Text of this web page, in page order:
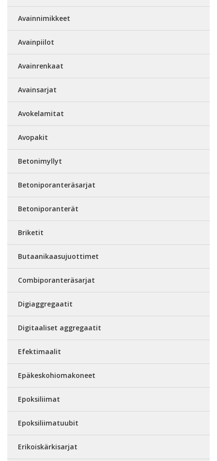
Avainnimikkeet
Avainpiilot
Avainrenkaat
Avainsarjat
Avokelamitat
Avopakit
Betonimyllyt
Betoniporanteräsarjat
Betoniporanterät
Briketit
Butaanikaasujuottimet
Combiporanteräsarjat
Digiaggregaatit
Digitaaliset aggregaatit
Efektimaalit
Epäkeskohiomakoneet
Epoksiliimat
Epoksiliimatuubit
Erikoiskärkisarjat